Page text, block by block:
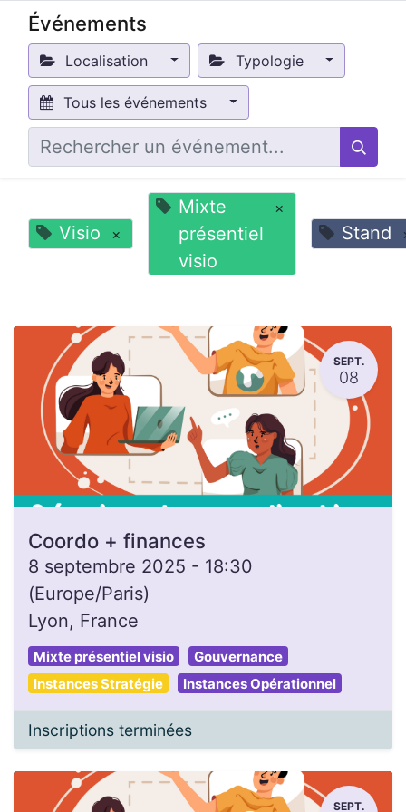
Événements
Localisation Typologie
Tous les événements
Visio ×
Mixte
présentiel
visio
×
Stand
SEPT.
08
Coordo + finances
8 septembre 2025 - 18:30
(Europe/Paris)
Lyon, France
Mixte présentiel visio
Gouvernance
Instances Stratégie
Instances Opérationnel
Inscriptions terminées
SEPT.